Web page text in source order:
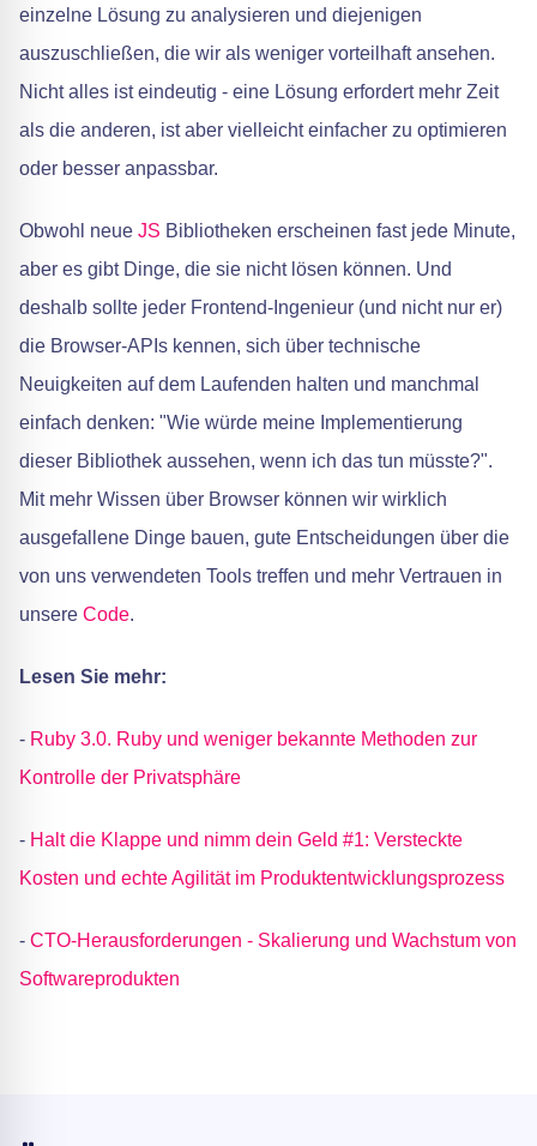
einzelne Lösung zu analysieren und diejenigen
auszuschließen, die wir als weniger vorteilhaft ansehen.
Nicht alles ist eindeutig - eine Lösung erfordert mehr Zeit
als die anderen, ist aber vielleicht einfacher zu optimieren
oder besser anpassbar.
Obwohl neue JS Bibliotheken erscheinen fast jede Minute,
aber es gibt Dinge, die sie nicht lösen können. Und
deshalb sollte jeder Frontend-Ingenieur (und nicht nur er)
die Browser-APIs kennen, sich über technische
Neuigkeiten auf dem Laufenden halten und manchmal
einfach denken: "Wie würde meine Implementierung
dieser Bibliothek aussehen, wenn ich das tun müsste?".
Mit mehr Wissen über Browser können wir wirklich
ausgefallene Dinge bauen, gute Entscheidungen über die
von uns verwendeten Tools treffen und mehr Vertrauen in
unsere Code.
Lesen Sie mehr:
- Ruby 3.0. Ruby und weniger bekannte Methoden zur
Kontrolle der Privatsphäre
- Halt die Klappe und nimm dein Geld #1: Versteckte
Kosten und echte Agilität im Produktentwicklungsprozess
- CTO-Herausforderungen - Skalierung und Wachstum von
Softwareprodukten